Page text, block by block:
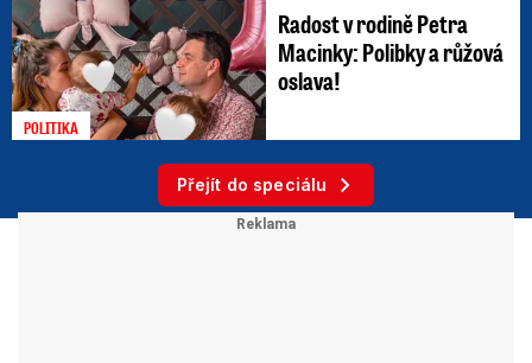
POLITIKA
Radost v rodině Petra
Macinky: Polibky a růžová
oslava!
Přejít do speciálu